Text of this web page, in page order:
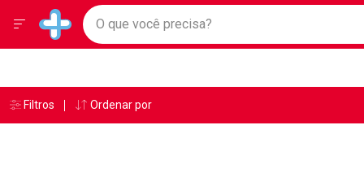
Drogarias Pacheco
Baixe nosso APP e aproveite Ofertas Exclusivas!
Ir direto para a home
pela página
Ir direto para o conteúdo
Ir direto para a busca
Ir direto para a ajuda
Ir direto para a notificações
Faça a sua busca
O que você precisa?
Menu
Breadcrumb
Drogarias Pacheco Pantene
Âncoras
Filtros Ordenar por